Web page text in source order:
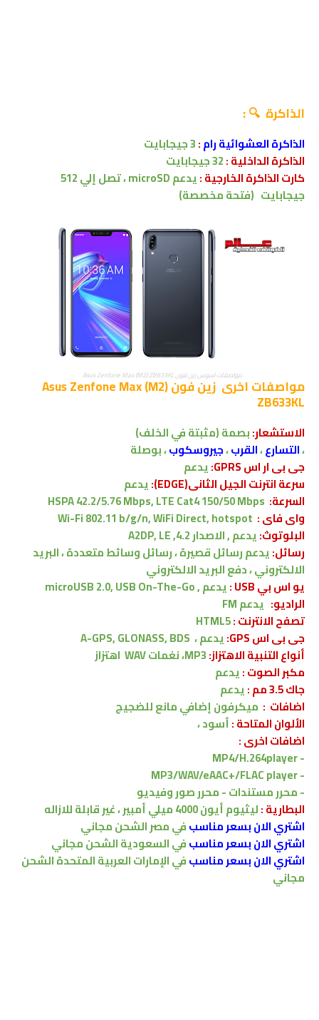
الذاكرة 🔍 :
الذاكرة العشوائية رام:3 جيجابايت
الذاكرة الداخلية :
جيجابايت
كارت الذاكرة الخارجية :يدعمmicroSD ، تصل إلي512
جيجابايت (فتحة مخصصة)
مواصفات اسوس زين فون Asus Zenfone Max (M2) ZB633KL
مواصفات اخرى زين فون Asus Zenfone Max (M2)
ZB633KL
الاستشعار:بصمة (مثبتة في الخلف)
،التسارع،القرب،جيروسكوب، بوصلة
جى بى ار اس GPRS:
يدعم
سرعة انترنت الجيل الثانى(EDGE):
يدعم
السرعة: HSPA 42.2/5.76 Mbps, LTE Cat4 150/50 Mbps
واى فاى : Wi-Fi 802.11 b/g/n, WiFi Direct, hotspot
البلوتوث:يدعم , الاصدار4.2, A2DP, LE
رسائل:يدعمرسائل قصيرة ، رسائل وسائط متعددة ، البريد
الالكتروني ، دفع البريد الالكتروني
يو اس بي USB :
يدعم ,microUSB 2.0, USB On-The-Go
الراديو: يدعم FM
تصفح الانترنت :HTML5
جى بى اس GPS:
يدعم ،
أنواع التنبية الاهتزاز:
اهتزاز
مكبر الصوت :يدعم
جاك 3.5 مم :
يدعم
اضافات : ميكرفون إضافي مانع للضجيج
الألوان المتاحة :أسود ،
اضافات اخرى :
-
MP4/H.264player
-
MP3/WAV/eAAC+/FLAC player
- محرر مستندات - محرر صور وفيديو
البطارية :ليثيوم أيون 4000 ميلي أمبير ، غير قابلة للازاله
اشتري الان بسعر مناسبفي مصر الشحن مجاني
اشتري الان بسعر مناسبفي السعودية الشحن مجاني
اشتري الان بسعر مناسبفي الإمارات العربية المتحدة الشحن
مجاني